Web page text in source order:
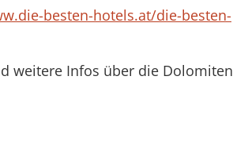
besten-hotels.at/die-besten-
weitere Infos über die Dolomiten